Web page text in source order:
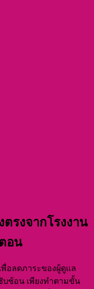
รงจากโรงงาน
อน
อลดภาระของผู้ดูแล
บซ้อน เพียงทำตามขั้น